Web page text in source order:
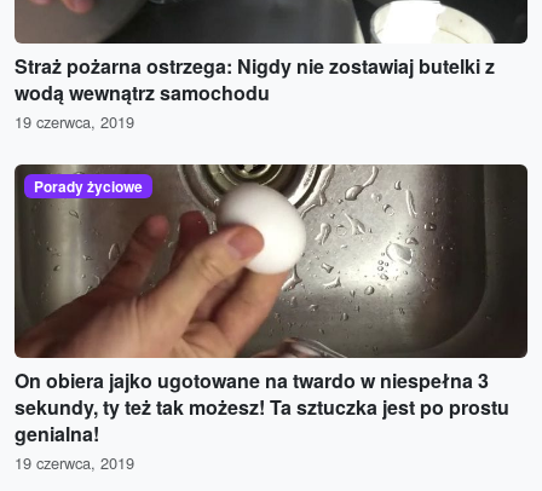
Straż pożarna ostrzega: Nigdy nie zostawiaj butelki z
wodą wewnątrz samochodu
19 czerwca, 2019
Porady życiowe
On obiera jajko ugotowane na twardo w niespełna 3
sekundy, ty też tak możesz! Ta sztuczka jest po prostu
genialna!
19 czerwca, 2019